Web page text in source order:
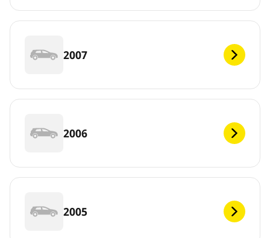
2007
2006
2005